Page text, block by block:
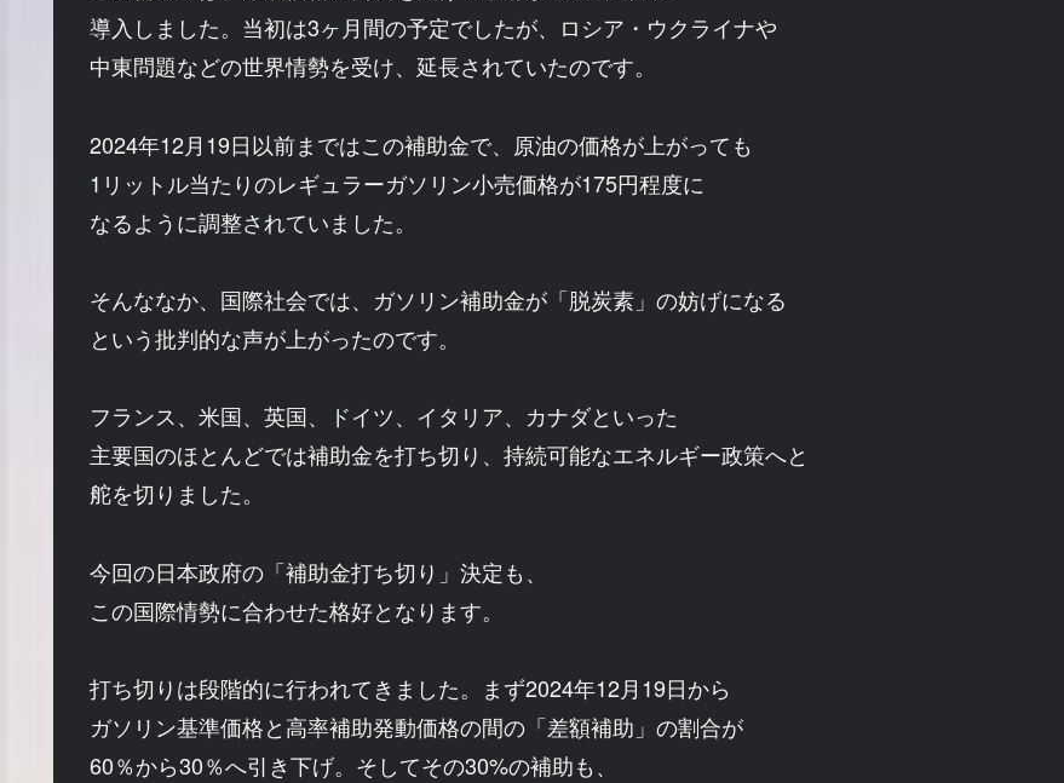
導入しました。当初は3ヶ月間の予定でしたが、ロシア・ウクライナや
中東問題などの世界情勢を受け、延長されていたのです。
2024年12月19日以前まではこの補助金で、原油の価格が上がっても
1リットル当たりのレギュラーガソリン小売価格が175円程度に
なるように調整されていました。
そんななか、国際社会では、ガソリン補助金が「脱炭素」の妨げになる
という批判的な声が上がったのです。
フランス、米国、英国、ドイツ、イタリア、カナダといった
主要国のほとんどでは補助金を打ち切り、持続可能なエネルギー政策へと
舵を切りました。
今回の日本政府の「補助金打ち切り」決定も、
この国際情勢に合わせた格好となります。
打ち切りは段階的に行われてきました。まず2024年12月19日から
ガソリン基準価格と高率補助発動価格の間の「差額補助」の割合が
60％から30％へ引き下げ。そしてその30%の補助も、